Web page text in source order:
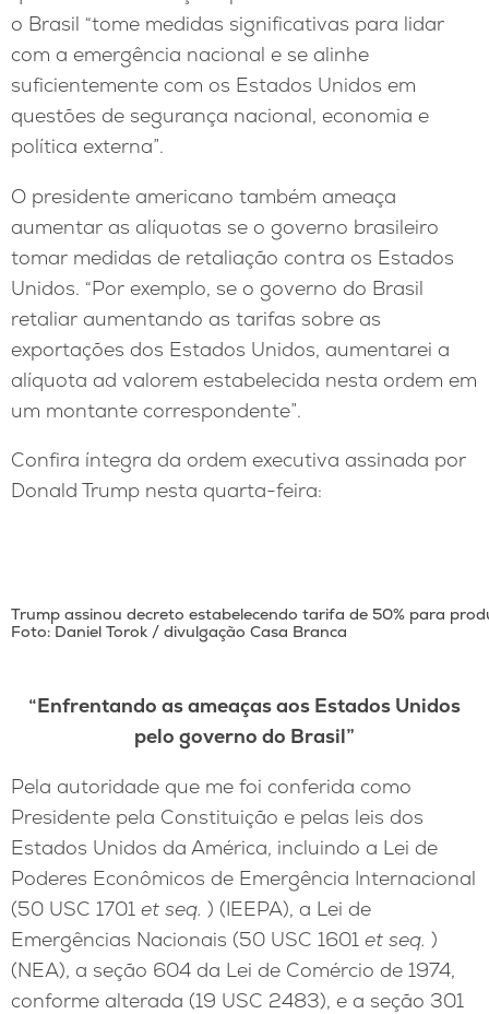
o Brasil “tome medidas significativas para lidar
com a emergência nacional e se alinhe
suficientemente com os Estados Unidos em
questões de segurança nacional, economia e
política externa”.
O presidente americano também ameaça
aumentar as alíquotas se o governo brasileiro
tomar medidas de retaliação contra os Estados
Unidos. “Por exemplo, se o governo do Brasil
retaliar aumentando as tarifas sobre as
exportações dos Estados Unidos, aumentarei a
alíquota ad valorem estabelecida nesta ordem em
um montante correspondente”.
Confira íntegra da ordem executiva assinada por
Donald Trump nesta quarta-feira:
Trump assinou decreto estabelecendo tarifa de 50% para
Foto: Daniel Torok / divulgação Casa Branca
“Enfrentando as ameaças aos Estados Unidos
pelo governo do Brasil”
Pela autoridade que me foi conferida como
Presidente pela Constituição e pelas leis dos
Estados Unidos da América, incluindo a Lei de
Poderes Econômicos de Emergência Internacional
(50 USC 1701 et seq. ) (IEEPA), a Lei de
Emergências Nacionais (50 USC 1601 et seq. )
(NEA), a seção 604 da Lei de Comércio de 1974,
conforme alterada (19 USC 2483), e a seção 301